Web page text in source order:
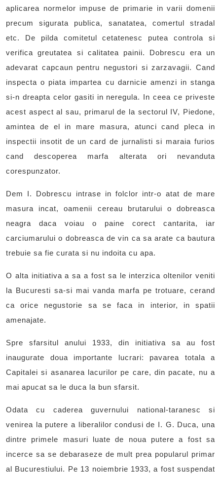
aplicarea normelor impuse de primarie in varii domenii
precum sigurata publica, sanatatea, comertul stradal
etc. De pilda comitetul cetatenesc putea controla si
verifica greutatea si calitatea painii. Dobrescu era un
adevarat capcaun pentru negustori si zarzavagii. Cand
inspecta o piata impartea cu darnicie amenzi in stanga
si-n dreapta celor gasiti in neregula. In ceea ce priveste
acest aspect al sau, primarul de la sectorul IV, Piedone,
amintea de el in mare masura, atunci cand pleca in
inspectii insotit de un card de jurnalisti si maraia furios
cand descoperea marfa alterata ori nevanduta
corespunzator.
Dem I. Dobrescu intrase in folclor intr-o atat de mare
masura incat, oamenii cereau brutarului o dobreasca
neagra daca voiau o paine corect cantarita, iar
carciumarului o dobreasca de vin ca sa arate ca bautura
trebuie sa fie curata si nu indoita cu apa.
O alta initiativa a sa a fost sa le interzica oltenilor veniti
la Bucuresti sa-si mai vanda marfa pe trotuare, cerand
ca orice negustorie sa se faca in interior, in spatii
amenajate.
Spre sfarsitul anului 1933, din initiativa sa au fost
inaugurate doua importante lucrari: pavarea totala a
Capitalei si asanarea lacurilor pe care, din pacate, nu a
mai apucat sa le duca la bun sfarsit.
Odata cu caderea guvernului national-taranesc si
venirea la putere a liberalilor condusi de I. G. Duca, una
dintre primele masuri luate de noua putere a fost sa
incerce sa se debaraseze de mult prea popularul primar
al Bucurestiului. Pe 13 noiembrie 1933, a fost suspendat